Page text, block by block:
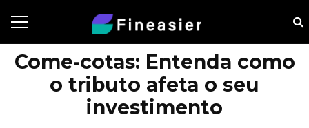
Come-cotas: Entenda como
o tributo afeta o seu
investimento